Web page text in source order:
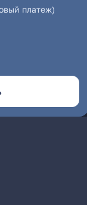
платеж)